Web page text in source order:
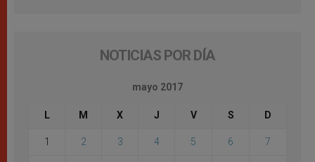
NOTICIAS POR DÍA
mayo 2017
L M X J V S D
1 2 3 4 5 6 7